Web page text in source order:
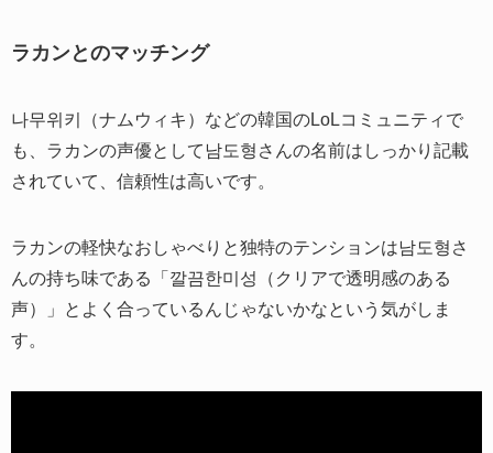
ラカンとのマッチング
나무위키（ナムウィキ）などの韓国のLoLコミュニティで
も、ラカンの声優として남도형さんの名前はしっかり記載
されていて、信頼性は高いです。
ラカンの軽快なおしゃべりと独特のテンションは남도형さ
んの持ち味である「깔끔한미성（クリアで透明感のある
声）」とよく合っているんじゃないかなという気がしま
す。